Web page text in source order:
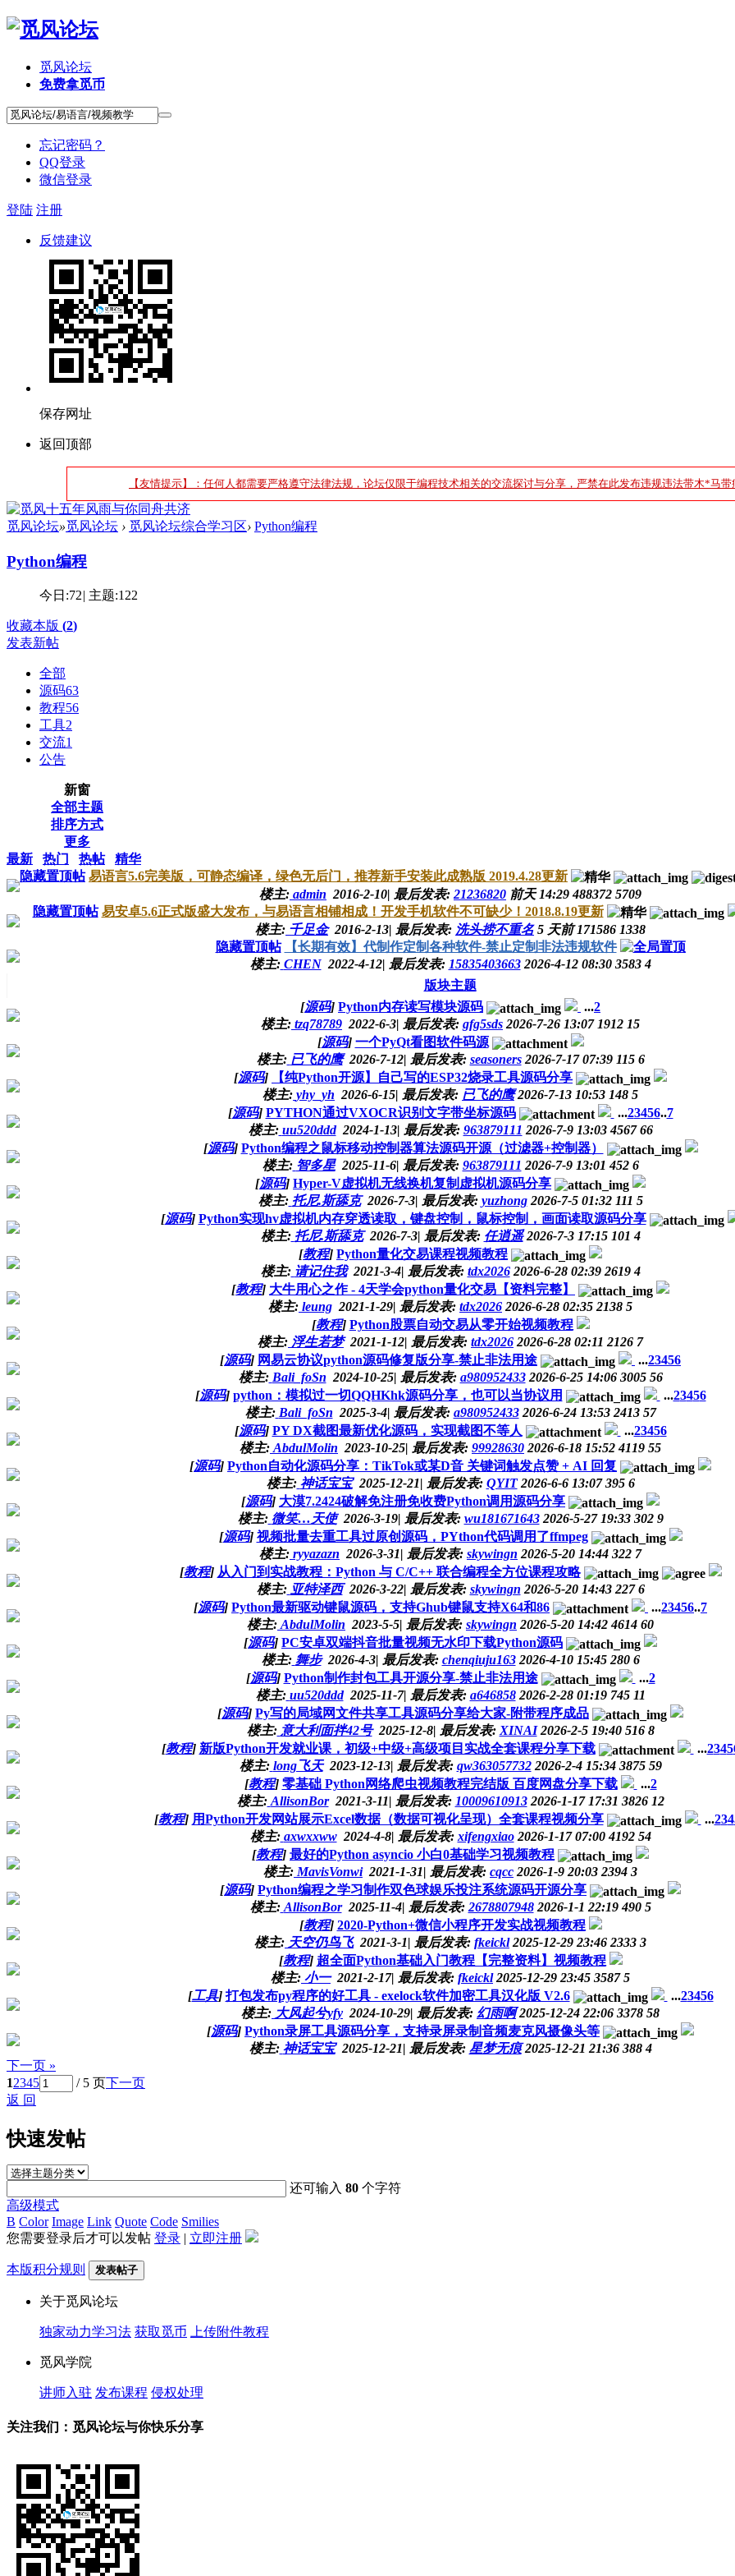
觅风论坛
免费拿觅币
忘记密码？
QQ登录
微信登录
登陆 注册
反馈建议
保存网址
返回顶部
【友情提示】：任何人都需要严格遵守法律法规，论坛仅限于编程技术相关的交流探讨与分享，严禁在此发布违规违法带木*马
觅风论坛»觅风论坛 › 觅风论坛综合学习区› Python编程
Python编程
今日:72| 主题:122
收藏本版 (2)
发表新帖
全部
源码63
教程56
工具2
交流1
公告
新窗
全部主题
排序方式
更多
最新
热门 热帖
精华
隐藏置顶帖 易语言5.6完美版，可静态编译，绿色无后门，推荐新手安装此成熟版 2019.4.28更新
楼主: admin 2016-2-10| 最后发表: 21236820 前天 14:29 488372 5709
隐藏置顶帖 易安卓5.6正式版盛大发布，与易语言相铺相成！开发手机软件不可缺少！2018.8.19更新
楼主: 千足金 2016-2-13| 最后发表: 洗头捞不重名 5 天前 171586 1338
隐藏置顶帖
【长期有效】代制作定制各种软件-禁止定制非法违规软件
楼主: CHEN 2022-4-12| 最后发表: 158354036632026-4-12 08:30 3583 4
版块主题
[源码] Python内存读写模块源码 ...2
楼主: tzq78789 2022-6-3| 最后发表: gfg5sds 2026-7-26 13:07 1912 15
[源码] 一个PyQt看图软件码源
楼主: 已飞的鹰 2026-7-12| 最后发表: seasoners2026-7-17 07:39 115 6
[源码]
【纯Python开源】自己写的ESP32烧录工具源码分享
楼主: yhy_yh 2026-6-15| 最后发表: 已飞的鹰2026-7-13 10:53 148 5
[源码] PYTHON通过VXOCR识别文字带坐标源码 ...23456..7
楼主: uu520ddd 2024-1-13| 最后发表: 963879111 2026-7-9 13:03 4567 66
[源码] Python编程之鼠标移动控制器算法源码开源（过滤器+控制器）
楼主: 智多星 2025-11-6| 最后发表: 963879111 2026-7-9 13:01 452 6
[源码] Hyper-V虚拟机无线换机复制虚拟机源码分享
楼主: 托尼.斯舔克 2026-7-3| 最后发表: yuzhong2026-7-5 01:32 111 5
[源码] Python实现hv虚拟机内存穿透读取，键盘控制，鼠标控制，画面读取源码分享
楼主: 托尼.斯舔克 2026-7-3| 最后发表: 任逍遥2026-7-3 17:15 101 4
[教程] Python量化交易课程视频教程
楼主: 请记住我 2021-3-4| 最后发表: tdx20262026-6-28 02:39 2619 4
[教程] 大牛用心之作 - 4天学会python量化交易【资料完整】
楼主: leung 2021-1-29| 最后发表: tdx2026 2026-6-28 02:35 2138 5
[教程] Python股票自动交易从零开始视频教程
楼主: 浮生若梦 2021-1-12| 最后发表: tdx2026 2026-6-28 02:11 2126 7
[源码] 网易云协议python源码修复版分享-禁止非法用途 ...23456
楼主: Bali_foSn 2024-10-25| 最后发表: a9809524332026-6-25 14:06 3005 56
[源码] python：模拟过一切QQHKhk源码分享，也可以当协议用 ...23456
楼主: Bali_foSn 2025-3-4| 最后发表: a9809524332026-6-24 13:53 2413 57
[源码] PY DX截图最新优化源码，实现截图不等人 ...23456
楼主: AbdulMolin 2023-10-25| 最后发表: 99928630 2026-6-18 15:52 4119 55
[源码] Python自动化源码分享：TikTok或某D音 关键词触发点赞 + AI 回复
楼主: 神话宝宝 2025-12-21| 最后发表: QYIT2026-6-6 13:07 395 6
[源码] 大漠7.2424破解免注册免收费Python调用源码分享
楼主: 微笑…天使 2026-3-19| 最后发表: wu1816716432026-5-27 19:33 302 9
[源码] 视频批量去重工具过原创源码，PYthon代码调用了ffmpeg
楼主: ryyazazn 2026-3-31| 最后发表: skywingn 2026-5-20 14:44 322 7
[教程] 从入门到实战教程：Python 与 C/C++ 联合编程全方位课程攻略
楼主: 亚特泽西 2026-3-22| 最后发表: skywingn 2026-5-20 14:43 227 6
[源码] Python最新驱动键鼠源码，支持Ghub键鼠支持X64和86 ...23456..7
楼主: AbdulMolin 2023-5-5| 最后发表: skywingn 2026-5-20 14:42 4614 60
[源码] PC安卓双端抖音批量视频无水印下载Python源码
楼主: 舞步 2026-4-3| 最后发表: chenqiuju1632026-4-10 15:45 280 6
[源码] Python制作封包工具开源分享-禁止非法用途 ...2
楼主: uu520ddd 2025-11-7| 最后发表: a6468582026-2-28 01:19 745 11
[源码] Py写的局域网文件共享工具源码分享给大家-附带程序成品
楼主: 意大利面拌42号 2025-12-8| 最后发表: XINAI2026-2-5 19:40 516 8
[教程] 新版Python开发就业课，初级+中级+高级项目实战全套课程分享下载 ...2345
楼主: long飞天 2023-12-13| 最后发表: qw3630577322026-2-4 15:34 3875 59
[教程] 零基础 Python网络爬虫视频教程完结版 百度网盘分享下载 ...2
楼主: AllisonBor 2021-3-11| 最后发表: 100096109132026-1-17 17:31 3826 12
[教程] 用Python开发网站展示Excel数据（数据可视化呈现）全套课程视频分享 ...234
楼主: axwxxww 2024-4-8| 最后发表: xifengxiao2026-1-17 07:00 4192 54
[教程] 最好的Python asyncio 小白0基础学习视频教程
楼主: MavisVonwi 2021-1-31| 最后发表: cqcc 2026-1-9 20:03 2394 3
[源码] Python编程之学习制作双色球娱乐投注系统源码开源分享
楼主: AllisonBor 2025-11-4| 最后发表: 26788079482026-1-1 22:19 490 5
[教程] 2020-Python+微信小程序开发实战视频教程
楼主: 天空仍鸟飞 2021-3-1| 最后发表: fkeickl2025-12-29 23:46 2333 3
[教程] 超全面Python基础入门教程【完整资料】视频教程
楼主: 小一 2021-2-17| 最后发表: fkeickl2025-12-29 23:45 3587 5
[工具] 打包发布py程序的好工具 - exelock软件加密工具汉化版 V2.6 ...23456
楼主: 大风起兮yfy 2024-10-29| 最后发表: 幻雨啊2025-12-24 22:06 3378 58
[源码] Python录屏工具源码分享，支持录屏录制音频麦克风摄像头等
楼主: 神话宝宝 2025-12-21| 最后发表: 星梦无痕2025-12-21 21:36 388 4
下一页 »
12345 / 5 页下一页
返 回
快速发帖
还可输入80 个字符
高级模式
B Color Image Link Quote Code Smilies
您需要登录后才可以发帖 登录 | 立即注册
本版积分规则 发表帖子
关于觅风论坛
独家动力学习法 获取觅币 上传附件教程
觅风学院
讲师入驻 发布课程 侵权处理
关注我们：觅风论坛与你快乐分享